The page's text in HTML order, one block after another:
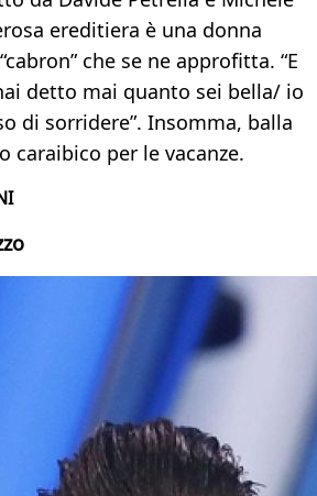
ereditiera è una donna
che se ne approfitta. “E
detto mai quanto sei bella/ io
di sorridere”. Insomma, balla
caraibico per le vacanze.